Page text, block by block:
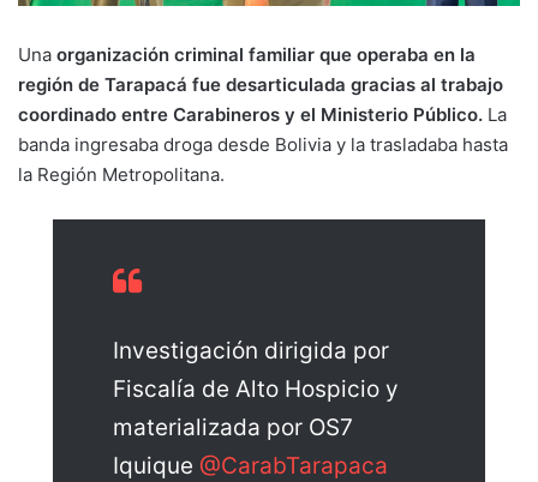
Una organización criminal familiar que operaba en la
región de Tarapacá fue desarticulada gracias al trabajo
coordinado entre Carabineros y el Ministerio Público. La
banda ingresaba droga desde Bolivia y la trasladaba hasta
la Región Metropolitana.
Investigación dirigida por
Fiscalía de Alto Hospicio y
materializada por OS7
Iquique @CarabTarapaca